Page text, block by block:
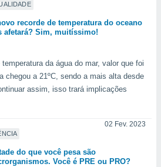
recorde de temperatura do oceano
afetará? Sim, muitíssimo!
da água do mar, valor que foi
chegou a 21ºC, sendo a mais alta desde
assim, isso trará implicações
02 Fev. 2023
do que você pesa são
Você é PRE ou PRO?